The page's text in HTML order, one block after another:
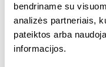
bendriname su
analizės partneriais,
pateiktos arba
informacijos.